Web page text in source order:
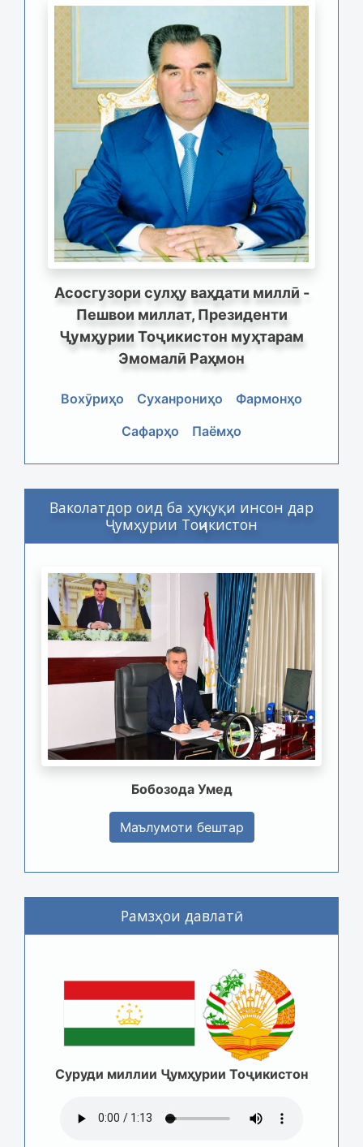
Асосгузори сулҳу ваҳдати миллӣ -
Пешвои миллат, Президенти
Ҷумҳурии Тоҷикистон муҳтарам
Эмомалӣ Раҳмон
Вохӯриҳо Суханрониҳо
Фармонҳо
Сафарҳо
Паёмҳо
Ваколатдор оид ба ҳуқуқи инсон дар
Ҷумҳурии Тоҷикистон
Бобозода Умед
Маълумоти бештар
Рамзҳои давлатӣ
Суруди миллии Ҷумҳурии Тоҷикистон